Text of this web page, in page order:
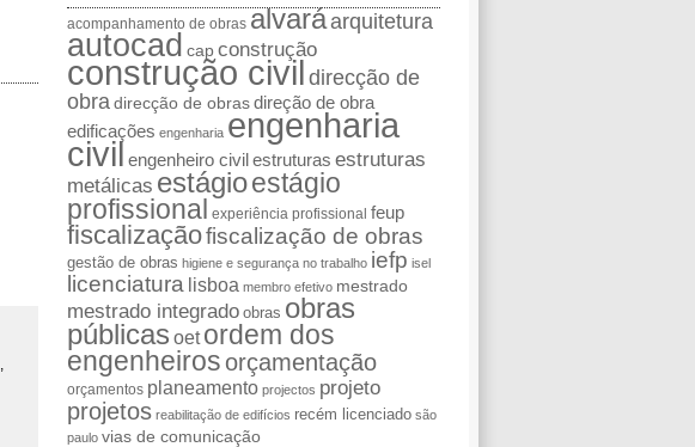
acompanhamento de obras alvaráarquitetura
autocad cap construção
construção civil direcção de
obra direcção de obras direção de obra
edificações engenharia engenharia
civil engenheiro civil estruturas estruturas
metálicas estágioestágio
profissional experiência profissional feup
fiscalizaçãofiscalização de obras
gestão de obras higiene e segurança no trabalho iefp isel
licenciatura lisboa membro efetivo mestrado
mestrado integrado obras obras
públicas oet ordem dos
engenheiros orçamentação
orçamentos planeamento projectos projeto
projetos reabilitação de edifícios recém licenciado são
paulo vias de comunicação